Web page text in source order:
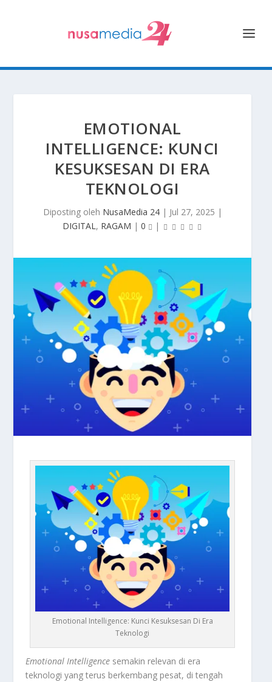
EMOTIONAL
INTELLIGENCE: KUNCI
KESUKSESAN DI ERA
TEKNOLOGI
Diposting oleh NusaMedia 24| Jul 27, 2025 |
DIGITAL, RAGAM | 0 |
Emotional Intelligence: Kunci Kesuksesan Di Era
Teknologi
Emotional Intelligence semakin relevan di era
teknologi yang terus berkembang pesat, di tengah